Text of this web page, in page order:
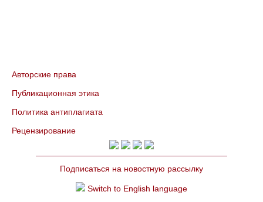
Авторские права
Публикационная этика
Политика антиплагиата
Рецензирование
Подписаться на новостную рассылку
Switch to English language